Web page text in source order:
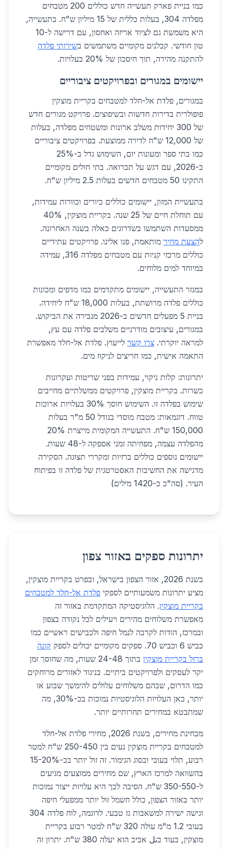
כמו בניית פארק תעשייה חדש כוללים 200 מטבחים
מפלדה 304, בעלות כללית של 15 מיליון ש"ח. בתעשייה,
היא משמשת גם לציוד אריזה ואחסון, עם דרישה ל-10
טון חודשי. קבלנים מקומיים משתמשים בשירותי פלדה
להתקנה מהירה, תוך חיסכון של 20% בעלויות.
יישומים במגורים ובפרויקטים ציבוריים
במגורים, פלדת אל-חלד למטבחים בקריית מוצקין
פופולרית בדירות חדשות ובשיפוצים. פרויקט מגורים חדש
של 300 יחידות משלב ארונות ומשטחים מפלדה, בעלות
של 12,000 ש"ח לדירה ממוצעת. בפרויקטים ציבוריים
כמו בתי ספר ומעונות יום, השימוש גדל ב-25%
ב-2026, עם דגש על תברואה. בתי חולים מקומיים
התקינו 50 מטבחים חדשים בעלות 2.5 מיליון ש"ח.
בתעשיית המזון, יישומים כוללים כיורים וכוורות עמידות,
עם תוחלת חיים של 25 שנה. בקריית מוצקין, 40%
ממסעדות השתמשו בשדרוגים כאלה בשנה האחרונה.
להצעת מחיר מותאמת, פנו אלינו. פרויקטים עתידיים
כוללים מרכזי קניות עם מטבחים מפלדה 316, עמידה
במיוחד למים מלוחים.
במגזר התעשייה, יישומים מתקדמים כמו מדפים ומכונות
כוללים פלדה מרושתת, בעלות 18,000 ש"ח ליחידה.
בניית 5 מפעלים חדשים ב-2026 מגבירה את הביקוש.
במגורים, עיצובים מודרניים משלבים פלדה עם עץ,
למראה יוקרתי. צרו קשר לייעוץ. פלדת אל-חלד מאפשרת
התאמה אישית, כמו חריצים לניקוז מים.
יתרונות: קלות ניקוי, עמידות בפני שריטות ועקרונות
כשרות. בקריית מוצקין, פרויקטים ממשלתיים מחייבים
שימוש בפלדה זו. השימוש חוסך 30% בעלויות ארוכות
טווח. דוגמאות: מטבח מוסדי בגודל 50 מ"ר בעלות
150,000 ש"ח. התעשייה המקומית מייצרת 20%
מהפלדה עצמה, מפחיתה זמני אספקה ל-48 שעות.
יישומים נוספים כוללים ברזיות ומקררי תצוגה. הסקירה
מדגישה את החשיבות האסטרטגית של פלדה זו בפיתוח
העיר. (סה"כ כ-1420 מילים)
יתרונות ספקים באזור צפון
בשנת 2026, אזור הצפון בישראל, ובפרט בקריית מוצקין,
מציע יתרונות משמעותיים לספקי פלדת אל-חלד למטבחים
בקריית מוצקין. הלוגיסטיקה המתקדמת באזור זה
מאפשרת משלוחים מהירים ויעילים לכל נקודה בצפון
ובמרכז, הודות לקרבה לנמל חיפה ולכבישים ראשיים כמו
כביש 6 וכביש 70. ספקים מקומיים יכולים לספק
קונה
ברזל בקריית מוצקין
בתוך 24-48 שעות, מה שחוסך זמן
יקר לעסקים ולפרויקטים ביתיים. בניגוד לאזורים מרוחקים
כמו הדרום, שבהם משלוחים עלולים להימשך שבוע או
יותר, כאן העלויות הלוגיסטיות נמוכות בכ-30%, מה
שמתבטא במחירים תחרותיים יותר.
מבחינת מחירים, בשנת 2026, מחירי פלדת אל-חלד
למטבחים בקריית מוצקין נעים בין 250-450 ש"ח למטר
רבוע, תלוי בעובי ובסוג הגימור. זה זול יותר בכ-15-20%
בהשוואה למרכז הארץ, שם מחירים ממוצעים מגיעים
ל-350-550 ש"ח. הסיבה לכך היא עלויות ייצור נמוכות
יותר באזור הצפון, כולל חשמל זול יותר ממפעלי חיפה
וגישה ישירה למשאבות גז טבעי. לדוגמה, לוח פלדה 304
בעובי 1.2 מ"מ עולה 320 ש"ח למטר רבוע בקריית
מוצקין, בעוד בتل אביב הוא יעלה 380 ש"ח. יתרון זה